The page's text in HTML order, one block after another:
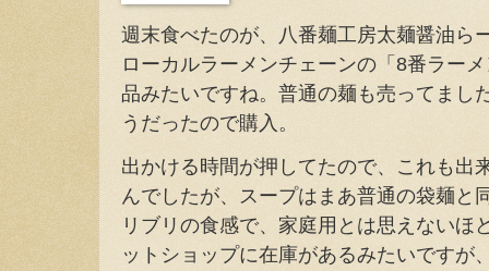
週末食べたのが、八番麺工房太麺醤油ら
ローカルラーメンチェーンの「8番ラー
品みたいですね。普通の麺も売ってまし
うだったので購入。
出かける時間が押してたので、これも出
んでしたが、スープはまあ普通の袋麺と
リブリの食感で、家庭用とは思えない
ットショップに在庫があるみたいですが